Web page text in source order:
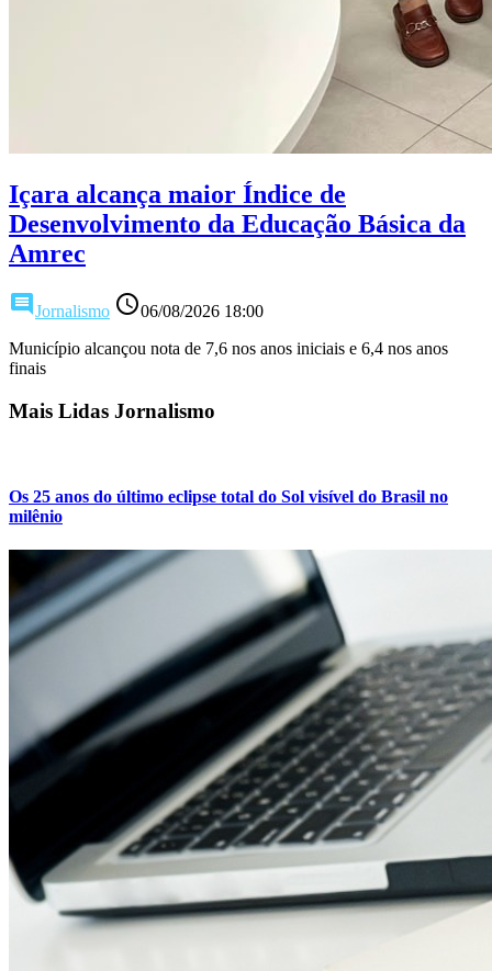
Içara alcança maior Índice de
Desenvolvimento da Educação Básica da
Amrec
comment Jornalismo access_time06/08/2026 18:00
Município alcançou nota de 7,6 nos anos iniciais e 6,4 nos anos
finais
Mais Lidas Jornalismo
Os 25 anos do último eclipse total do Sol visível do Brasil no
milênio